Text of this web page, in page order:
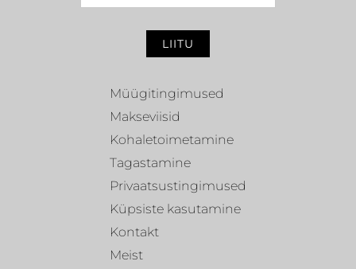
LIITU
Müügitingimused
Makseviisid
Kohaletoimetamine
Tagastamine
Privaatsustingimused
Küpsiste kasutamine
Kontakt
Meist